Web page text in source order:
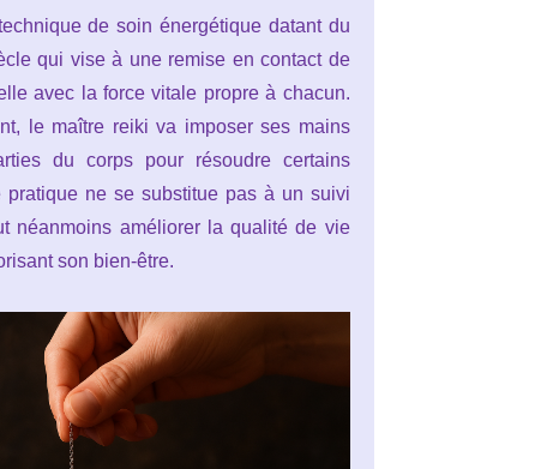
de soin énergétique datant du
qui vise à une remise en contact de
avec la force vitale propre à chacun.
le maître reiki va imposer ses mains
du corps pour résoudre certains
pratique ne se substitue pas à un suivi
néanmoins améliorer la qualité de vie
son bien-être.